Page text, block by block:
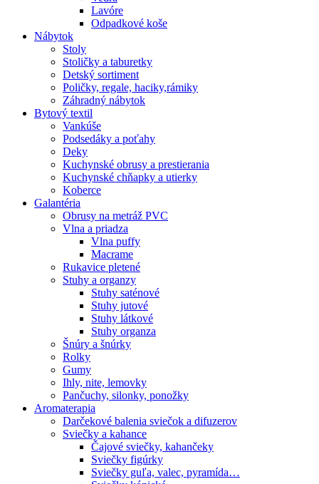
Lavóre
Odpadkové koše
Nábytok
Stoly
Stoličky a taburetky
Detský sortiment
Poličky, regale, haciky,rámiky
Záhradný nábytok
Bytový textil
Vankúše
Podsedáky a poťahy
Deky
Kuchynské obrusy a prestierania
Kuchynské chňapky a utierky
Koberce
Galantéria
Obrusy na metráž PVC
Vlna a priadza
Vlna puffy
Macrame
Rukavice pletené
Stuhy a organzy
Stuhy saténové
Stuhy jutové
Stuhy látkové
Stuhy organza
Šnúry a šnúrky
Rolky
Gumy
Ihly, nite, lemovky
Pančuchy, silonky, ponožky
Aromaterapia
Darčekové balenia sviečok a difuzerov
Sviečky a kahance
Čajové sviečky, kahančeky
Sviečky figúrky
Sviečky guľa, valec, pyramída…